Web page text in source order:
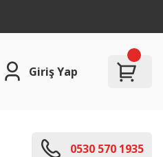
Giriş Yap
0530 570 1935